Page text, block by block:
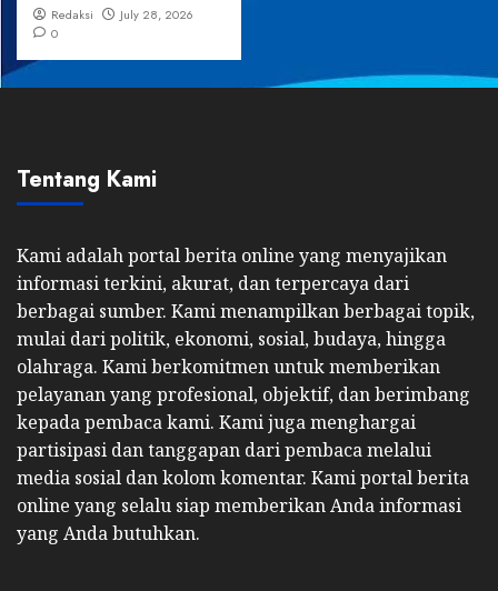
Redaksi
July 28, 2026
0
Tentang Kami
Kami adalah portal berita online yang menyajikan
informasi terkini, akurat, dan terpercaya dari
berbagai sumber. Kami menampilkan berbagai topik,
mulai dari politik, ekonomi, sosial, budaya, hingga
olahraga. Kami berkomitmen untuk memberikan
pelayanan yang profesional, objektif, dan berimbang
kepada pembaca kami. Kami juga menghargai
partisipasi dan tanggapan dari pembaca melalui
media sosial dan kolom komentar. Kami portal berita
online yang selalu siap memberikan Anda informasi
yang Anda butuhkan.